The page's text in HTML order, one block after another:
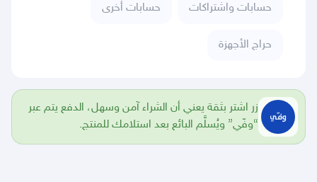
حسابات واشتراكات حسابات أخرى
حراج الأجهزة
زر اشتر بثقة يعني أن الشراء آمن وسهل، الدفع يتم عبر
“وفّي” ويُسلَّم البائع بعد استلامك للمنتج.